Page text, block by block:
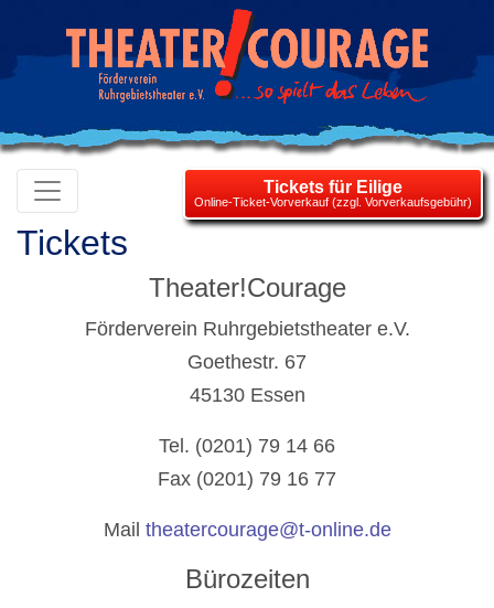
Tickets für Eilige
Online-Ticket-Vorverkauf (zzgl. Vorverkaufsgebühr)
Tickets
Theater!Courage
Förderverein Ruhrgebietstheater e.V.
Goethestr. 67
45130 Essen
Tel. (0201) 79 14 66
Fax (0201) 79 16 77
Mail theatercourage@t-online.de
Bürozeiten